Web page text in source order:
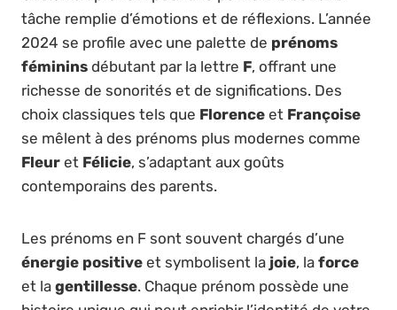
tâche remplie d’émotions et de réflexions. L’année
2024 se profile avec une palette de prénoms
féminins débutant par la lettre F, offrant une
richesse de sonorités et de significations. Des
choix classiques tels que Florence et Françoise
se mêlent à des prénoms plus modernes comme
Fleur et Félicie, s’adaptant aux goûts
contemporains des parents.
Les prénoms en F sont souvent chargés d’une
énergie positive et symbolisent la joie, la force
et la gentillesse. Chaque prénom possède une